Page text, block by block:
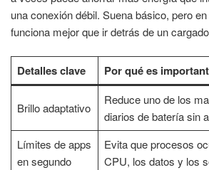
una conexión débil. Suena básico, pero
funciona mejor que ir detrás de un
Detalles clave Por qué es
Brillo adaptativo
Reduce uno de los
diarios de batería sin
Límites de apps
en segundo
Evita que procesos
CPU, los datos y los